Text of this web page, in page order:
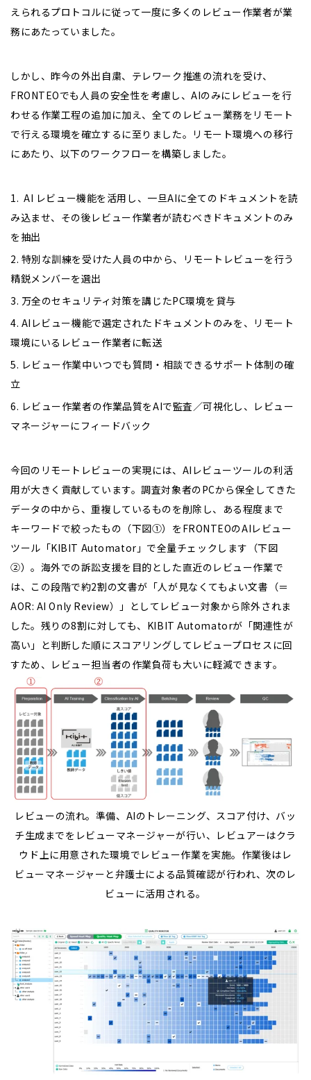
えられるプロトコルに従って一度に多くのレビュー作業者が業
務にあたっていました。
しかし、昨今の外出自粛、テレワーク推進の流れを受け、
FRONTEOでも人員の安全性を考慮し、AIのみにレビューを行
わせる作業工程の追加に加え、全てのレビュー業務をリモート
で行える環境を確立するに至りました。リモート環境への移行
にあたり、以下のワークフローを構築しました。
1. AI レビュー機能を活用し、一旦AIに全てのドキュメントを読
み込ませ、その後レビュー作業者が読むべきドキュメントのみ
を抽出
2. 特別な訓練を受けた人員の中から、リモートレビューを行う
精鋭メンバーを選出
3. 万全のセキュリティ対策を講じたPC環境を貸与
4. AIレビュー機能で選定されたドキュメントのみを、リモート
環境にいるレビュー作業者に転送
5. レビュー作業中いつでも質問・相談できるサポート体制の確
立
6. レビュー作業者の作業品質をAIで監査／可視化し、レビュー
マネージャーにフィードバック
今回のリモートレビューの実現には、AIレビューツールの利活
用が大きく貢献しています。調査対象者のPCから保全してきた
データの中から、重複しているものを削除し、ある程度まで
キーワードで絞ったもの（下図①）をFRONTEOのAIレビュー
ツール「KIBIT Automator」で全量チェックします（下図
②）。海外での訴訟支援を目的とした直近のレビュー作業で
は、この段階で約2割の文書が「人が見なくてもよい文書（＝
AOR: AI Only Review）」としてレビュー対象から除外されま
した。残りの8割に対しても、KIBIT Automatorが「関連性が
高い」と判断した順にスコアリングしてレビュープロセスに回
すため、レビュー担当者の作業負荷も大いに軽減できます。
レビューの流れ。準備、AIのトレーニング、スコア付け、バッ
チ生成までをレビューマネージャーが行い、レビュアーはクラ
ウド上に用意された環境でレビュー作業を実施。作業後はレ
ビューマネージャーと弁護士による品質確認が行われ、次のレ
ビューに活用される。